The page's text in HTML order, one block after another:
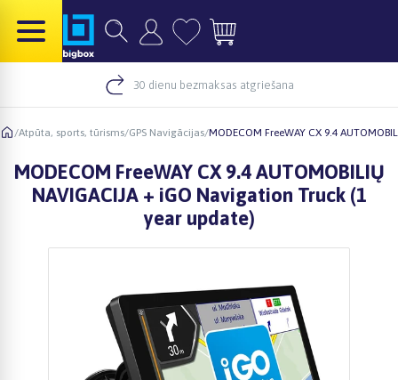
30 dienu bezmaksas atgriešana
/Atpūta, sports, tūrisms/GPS Navigācijas/MODECOM FreeWAY CX 9.4
MODECOM FreeWAY CX 9.4 AUTOMOBILIŲ
NAVIGACIJA + iGO Navigation Truck (1
year update)